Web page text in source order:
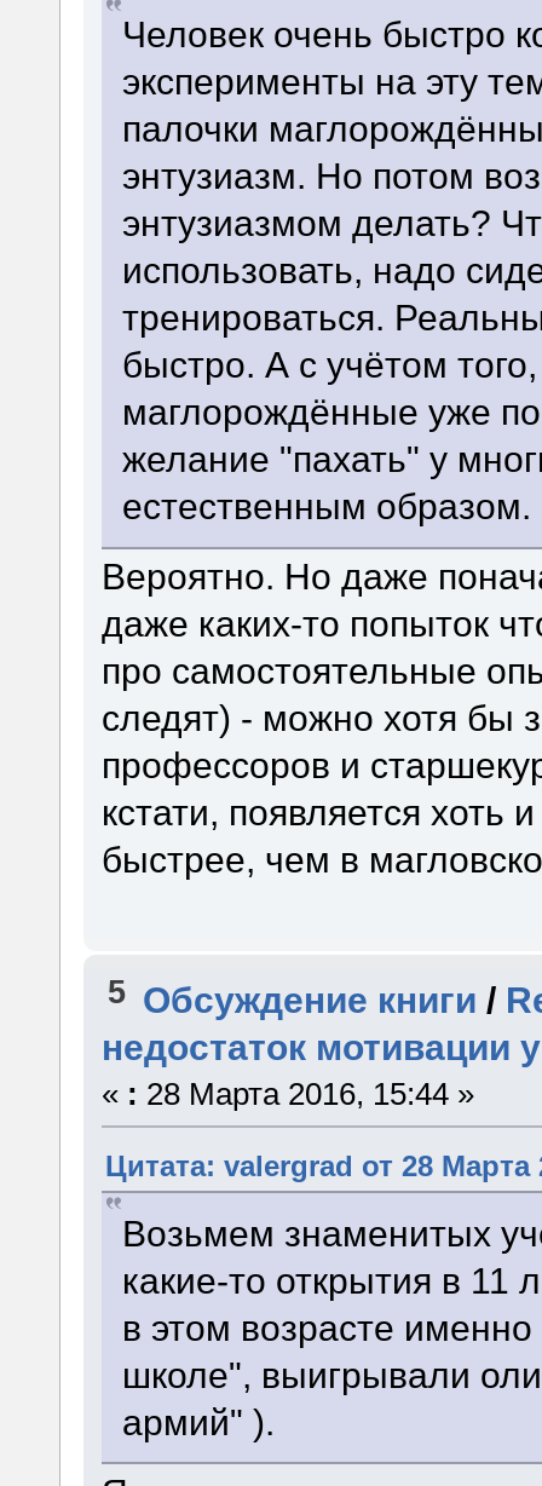
Человек очень быстро
эксперименты на эту
палочки
энтузиазм. Но потом
энтузиазмом делать?
использовать, надо
тренироваться.
быстро. А с учётом
маглорождённые уже
желание "пахать" у
естественным образом.
Вероятно. Но даже
даже каких-то попыток
про самостоятельные
следят) - можно хотя бы
профессоров и
кстати, появляется
быстрее, чем в
5 Обсуждение книги /
недостаток мотивации
« : 28 Марта 2016, 15:44 »
Цитата: valergrad от 28 Марта
Возьмем знаменитых
какие-то открытия в 11
в этом возрасте
школе", выигрывали
армий" ).